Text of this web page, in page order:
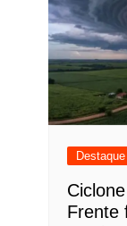
Destaque
Frente